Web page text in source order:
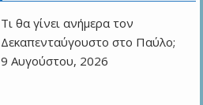
Τι θα γίνει ανήμερα τον
Δεκαπενταύγουστο στο Παύλο;
9 Αυγούστου, 2026